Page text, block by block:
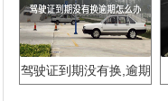
驾驶证到期没有换,逾期